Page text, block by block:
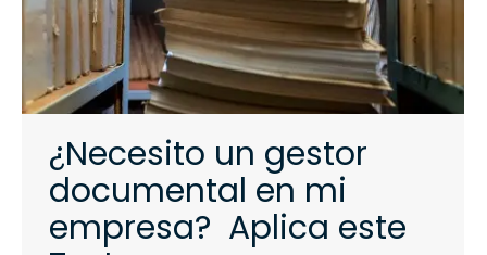
¿Necesito un gestor
documental en mi
empresa? Aplica este